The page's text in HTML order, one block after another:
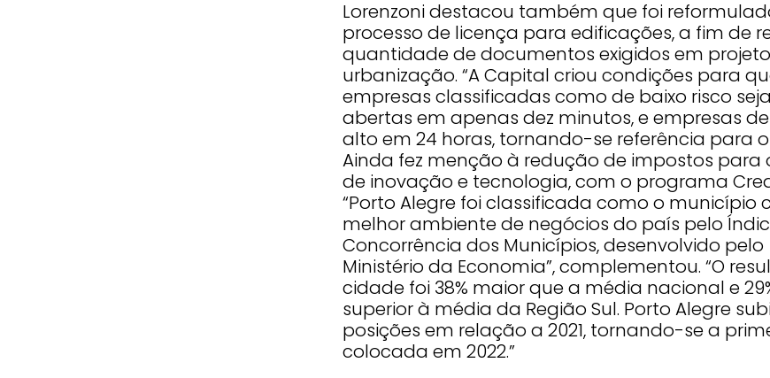
Lorenzoni destacou também que foi
processo de licença para edificações, a fim de
quantidade de documentos exigidos em
urbanização. “A Capital criou condições para
empresas classificadas como de baixo risco
abertas em apenas dez minutos, e empresas
alto em 24 horas, tornando-se referência para o
Ainda fez menção à redução de impostos para
de inovação e tecnologia, com o programa
“Porto Alegre foi classificada como o município
melhor ambiente de negócios do país pelo
Concorrência dos Municípios, desenvolvido pelo
Ministério da Economia”, complementou. “O
cidade foi 38% maior que a média nacional e
superior à média da Região Sul. Porto Alegre
posições em relação a 2021, tornando-se a
colocada em 2022.”